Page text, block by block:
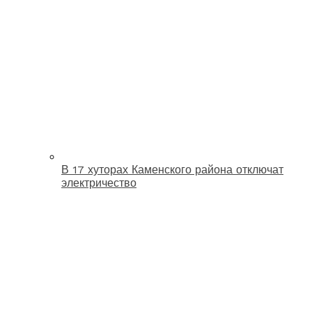
В 17 хуторах Каменского района отключат
электричество